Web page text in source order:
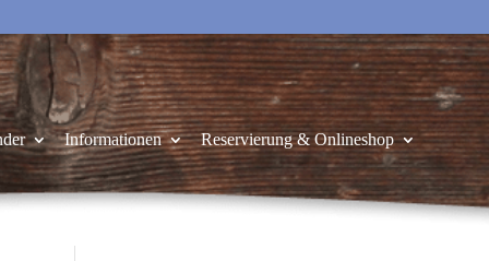
Informationen Reservierung & Onlineshop